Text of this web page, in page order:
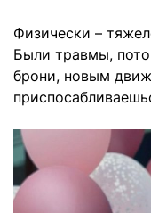
Физически –
Были травмы,
брони, новым